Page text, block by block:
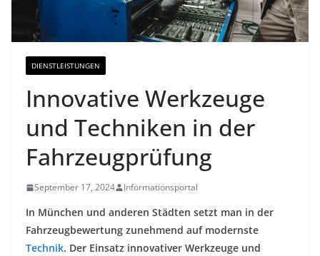
DIENSTLEISTUNGEN
Innovative Werkzeuge
und Techniken in der
Fahrzeugprüfung
September 17, 2024 Informationsportal
In München und anderen Städten setzt man in der
Fahrzeugbewertung zunehmend auf modernste
Technik. Der Einsatz innovativer Werkzeuge und